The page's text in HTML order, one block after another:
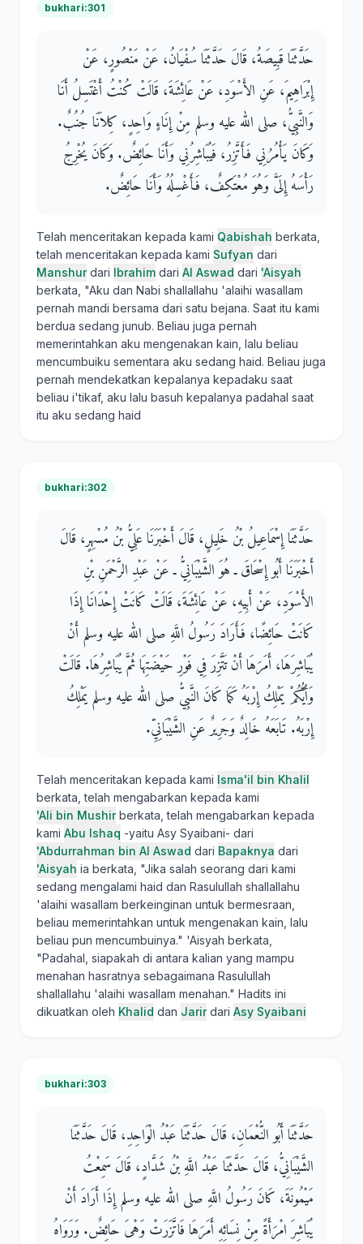
bukhari:301
حَدَّثَنَا قَبِيصَةُ، قَالَ حَدَّثَنَا سُفْيَانُ، عَنْ مَنْصُورٍ، عَنْ
إِبْرَاهِيمَ، عَنِ الأَسْوَدِ، عَنْ عَائِشَةَ، قَالَتْ كُنْتُ أَغْتَسِلُ أَنَا
وَالنَّبِيُّ، صلى الله عليه وسلم مِنْ إِنَاءٍ وَاحِدٍ، كِلاَنَا جُنُبٌ‏.‏
وَكَانَ يَأْمُرُنِي فَأَتَّزِرُ، فَيُبَاشِرُنِي وَأَنَا حَائِضٌ‏.‏ وَكَانَ يُخْرِجُ
رَأْسَهُ إِلَىَّ وَهُوَ مُعْتَكِفٌ، فَأَغْسِلُهُ وَأَنَا حَائِضٌ‏.‏
Telah menceritakan kepada kami Qabishah berkata,
telah menceritakan kepada kami Sufyan dari
Manshurdari Ibrahim dari Al Aswad dari 'Aisyah
berkata, "Aku dan Nabi shallallahu 'alaihi wasallam
pernah mandi bersama dari satu bejana. Saat itu kami
berdua sedang junub. Beliau juga pernah
memerintahkan aku mengenakan kain, lalu beliau
mencumbuiku sementara aku sedang haid. Beliau juga
pernah mendekatkan kepalanya kepadaku saat
beliau i'tikaf, aku lalu basuh kepalanya padahal saat
itu aku sedang haid
bukhari:302
حَدَّثَنَا إِسْمَاعِيلُ بْنُ خَلِيلٍ، قَالَ أَخْبَرَنَا عَلِيُّ بْنُ مُسْهِرٍ، قَالَ
أَخْبَرَنَا أَبُو إِسْحَاقَ ـ هُوَ الشَّيْبَانِيُّ ـ عَنْ عَبْدِ الرَّحْمَنِ بْنِ
الأَسْوَدِ، عَنْ أَبِيهِ، عَنْ عَائِشَةَ، قَالَتْ كَانَتْ إِحْدَانَا إِذَا
كَانَتْ حَائِضًا، فَأَرَادَ رَسُولُ اللَّهِ صلى الله عليه وسلم أَنْ
يُبَاشِرَهَا، أَمَرَهَا أَنْ تَتَّزِرَ فِي فَوْرِ حَيْضَتِهَا ثُمَّ يُبَاشِرُهَا‏.‏ قَالَتْ
وَأَيُّكُمْ يَمْلِكُ إِرْبَهُ كَمَا كَانَ النَّبِيُّ صلى الله عليه وسلم يَمْلِكُ
إِرْبَهُ‏.‏ تَابَعَهُ خَالِدٌ وَجَرِيرٌ عَنِ الشَّيْبَانِيِّ‏.‏
Telah menceritakan kepada kami Isma'il bin Khalil
berkata, telah mengabarkan kepada kami
'Ali bin Mushirberkata, telah mengabarkan kepada
kami Abu Ishaq -yaitu Asy Syaibani- dari
'Abdurrahman bin Al Aswad dari Bapaknya dari
'Aisyah ia berkata, "Jika salah seorang dari kami
sedang mengalami haid dan Rasulullah shallallahu
'alaihi wasallam berkeinginan untuk bermesraan,
beliau memerintahkan untuk mengenakan kain, lalu
beliau pun mencumbuinya." 'Aisyah berkata,
"Padahal, siapakah di antara kalian yang mampu
menahan hasratnya sebagaimana Rasulullah
shallallahu 'alaihi wasallam menahan." Hadits ini
dikuatkan oleh Khalid dan Jarirdari Asy Syaibani
bukhari:303
حَدَّثَنَا أَبُو النُّعْمَانِ، قَالَ حَدَّثَنَا عَبْدُ الْوَاحِدِ، قَالَ حَدَّثَنَا
الشَّيْبَانِيُّ، قَالَ حَدَّثَنَا عَبْدُ اللَّهِ بْنُ شَدَّادٍ، قَالَ سَمِعْتُ
مَيْمُونَةَ، كَانَ رَسُولُ اللَّهِ صلى الله عليه وسلم إِذَا أَرَادَ أَنْ
يُبَاشِرَ امْرَأَةً مِنْ نِسَائِهِ أَمَرَهَا فَاتَّزَرَتْ وَهْىَ حَائِضٌ‏.‏ وَرَوَاهُ